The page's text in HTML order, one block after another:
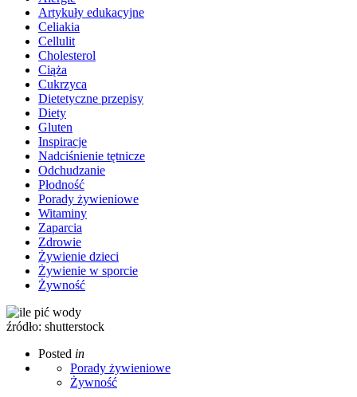
Artykuły edukacyjne
Celiakia
Cellulit
Cholesterol
Ciąża
Cukrzyca
Dietetyczne przepisy
Diety
Gluten
Inspiracje
Nadciśnienie tętnicze
Odchudzanie
Płodność
Porady żywieniowe
Witaminy
Zaparcia
Zdrowie
Żywienie dzieci
Żywienie w sporcie
Żywność
źródło: shutterstock
Posted in
Porady żywieniowe
Żywność